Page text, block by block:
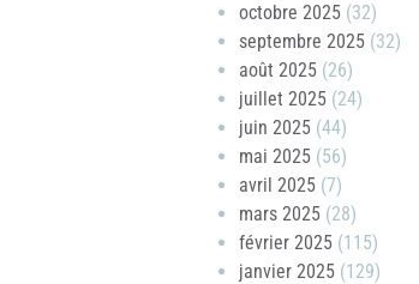
octobre 2025 (32)
septembre 2025 (32)
août 2025 (26)
juillet 2025 (24)
juin 2025 (44)
mai 2025 (56)
avril 2025 (7)
mars 2025 (28)
février 2025 (115)
janvier 2025 (129)